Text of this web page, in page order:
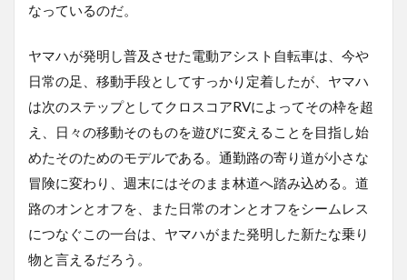
なっているのだ。
ヤマハが発明し普及させた電動アシスト自転車は、今や
日常の足、移動手段としてすっかり定着したが、ヤマハ
は次のステップとしてクロスコアRVによってその枠を超
え、日々の移動そのものを遊びに変えることを目指し始
めたそのためのモデルである。通勤路の寄り道が小さな
冒険に変わり、週末にはそのまま林道へ踏み込める。道
路のオンとオフを、また日常のオンとオフをシームレス
につなぐこの一台は、ヤマハがまた発明した新たな乗り
物と言えるだろう。